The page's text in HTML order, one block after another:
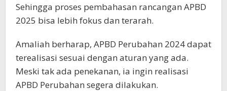
Sehingga proses pembahasan rancangan APBD
2025 bisa lebih fokus dan terarah.
Amaliah berharap, APBD Perubahan 2024 dapat
terealisasi sesuai dengan aturan yang ada.
Meski tak ada penekanan, ia ingin realisasi
APBD Perubahan segera dilakukan.